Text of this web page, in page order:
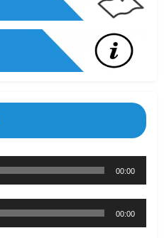
00:00
00:00